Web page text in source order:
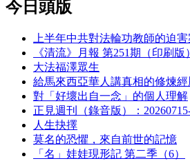
今日頭版
上半年中共對法輪功教師的迫害
《清流》月報 第251期（印刷版）
大法福澤眾生
給馬來西亞華人講真相的修煉
對「好壞出自一念」的個人理解
正見週刊（錄音版）：
人生抉擇
莫名的恐懼，來自前世的記憶
「名」娃娃現形記 第二季（6）